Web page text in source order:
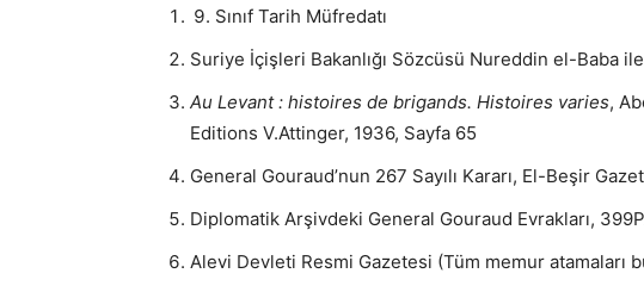
Sınıf Tarih Müfredatı
Suriye İçişleri Bakanlığı Sözcüsü Nureddin el-Baba
Au Levant : histoires de brigands. Histoires varies,
Editions V.Attinger, 1936, Sayfa 65
General Gouraud’nun 267 Sayılı Kararı, El-Beşir
Diplomatik Arşivdeki General Gouraud Evrakları,
Alevi Devleti Resmi Gazetesi (Tüm memur atamaları